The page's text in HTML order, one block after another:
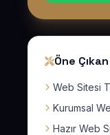
Öne
Web Sitesi
Kurumsal
Hazır Web